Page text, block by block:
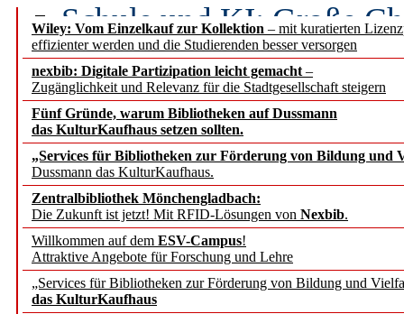
Wiley: Vom Einzelkauf zur Kollektion – mit kuratierten
effizienter werden und die Studierenden besser versorgen
nexbib: Digitale Partizipation leicht gemacht –
Zugänglichkeit und Relevanz für die Stadtgesellschaft steigern
Fünf Gründe, warum Bibliotheken auf Dussmann
das KulturKaufhaus setzen sollten.
„Services für Bibliotheken zur Förderung von Bildung und
Dussmann das KulturKaufhaus.
Zentralbibliothek Mönchengladbach:
Die Zukunft ist jetzt! Mit RFID-Lösungen von Nexbib.
Willkommen auf dem ESV-Campus!
Attraktive Angebote für Forschung und Lehre
„Services für Bibliotheken zur Förderung von Bildung und
das KulturKaufhaus
Schule und KI: Große
Voraussetzungen
Erfolgreiches erstes
Segment Research –
angepasst
konstruktiv!
Mohr Siebeck